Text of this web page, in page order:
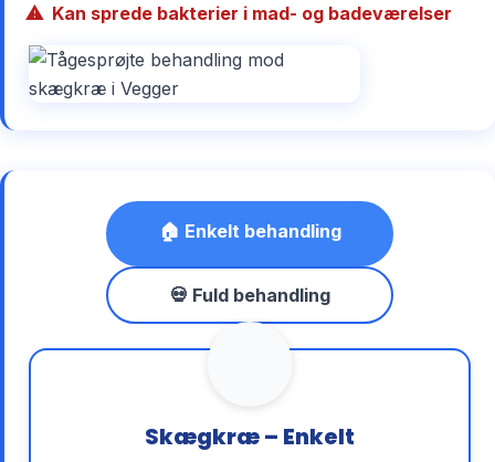
Kan sprede bakterier i mad- og badeværelser
🏠 Enkelt behandling
💀 Fuld behandling
Skægkræ – Enkelt